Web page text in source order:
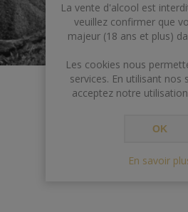
La vente d'alcool est
veuillez confirmer que
majeur (18 ans et plus)
Les cookies nous
services. En utilisant nos
acceptez notre
OK
En savoir